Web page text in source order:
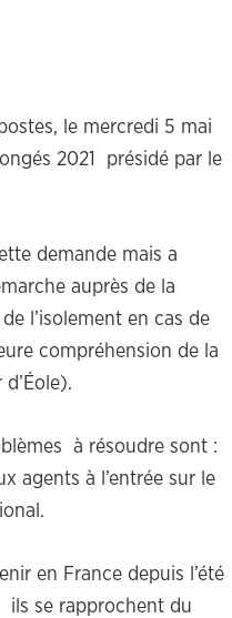
le mercredi 5 mai
2021 présidé par le
demande mais a
auprès de la
l’isolement en cas de
compréhension de la
à résoudre sont :
agents à l’entrée sur le
en France depuis l’été
ils se rapprochent du